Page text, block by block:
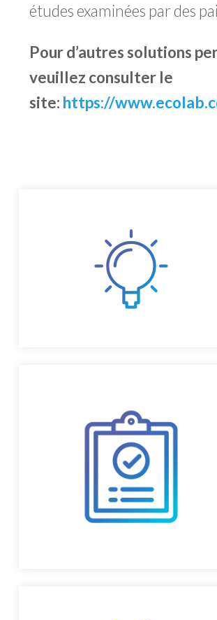
études examinées par des
Pour d’autres solutions
veuillez consulter le
site: https://